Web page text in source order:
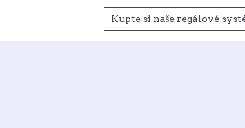
Kupte si naše regálové